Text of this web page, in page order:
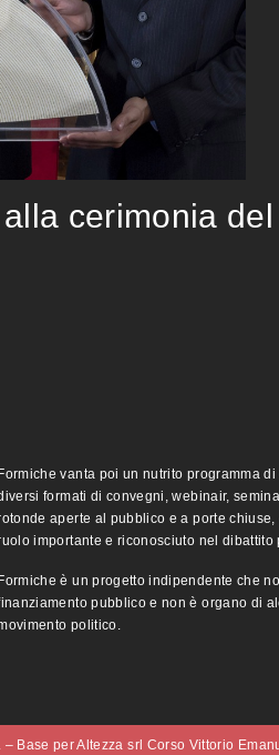
cerimonia del
vanta poi un nutrito programma
formati di convegni, webinair,
aperte al pubblico e a porte chiuse,
importante e riconosciuto nel dibattito
è un progetto indipendente che
pubblico e non è organo di
politico.
Base per Altezza srl Corso Vittorio